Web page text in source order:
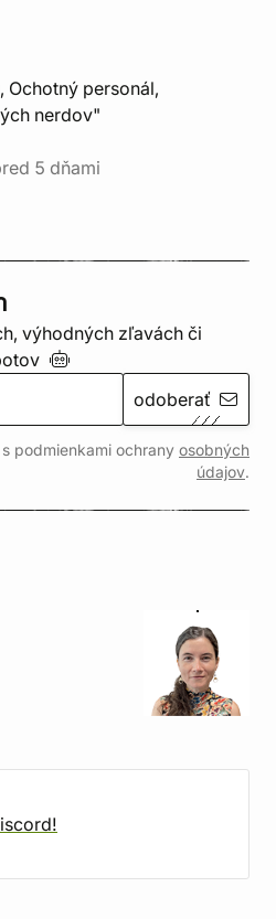
Ochotný personál,
nerdov"
5 dňami
výhodných zľavách či
odoberať
podmienkami ochrany osobných
údajov.